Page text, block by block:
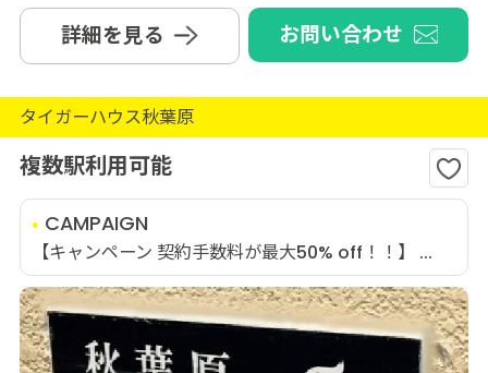
詳細を見る お問い合わせ
タイガーハウス秋葉原
複数駅利用可能
CAMPAIGN
【キャンペーン 契約手数料が最大50% off！！】 ...